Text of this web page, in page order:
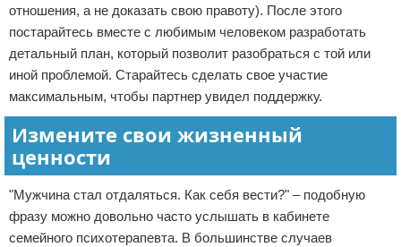
отношения, а не доказать свою правоту). После этого
постарайтесь вместе с любимым человеком разработать
детальный план, который позволит разобраться с той или
иной проблемой. Старайтесь сделать свое участие
максимальным, чтобы партнер увидел поддержку.
Измените свои жизненный
ценности
"Мужчина стал отдаляться. Как себя вести?" – подобную
фразу можно довольно часто услышать в кабинете
семейного психотерапевта. В большинстве случаев